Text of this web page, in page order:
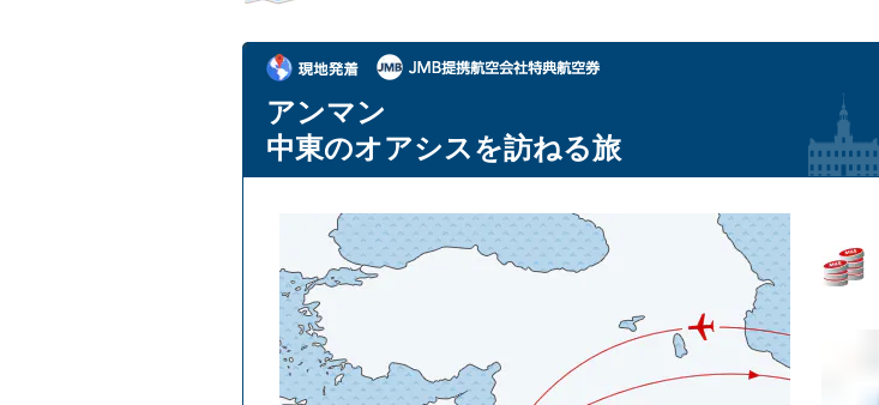
アンマン
中東のオアシスを訪ねる旅